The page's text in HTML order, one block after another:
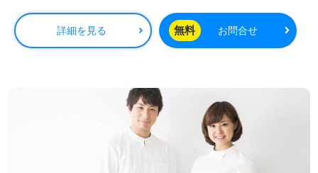
働時間） ・夜勤手当：4,000円/回～、1,700円/回～ 【収入例】 介護福祉士
をお持ちで、夜勤5回入り、介護の実働時間160ｈの場合233,200円/月支給
詳細を見る 無料 お問合せ